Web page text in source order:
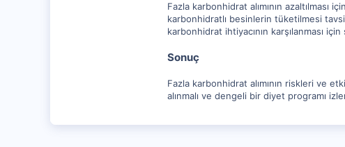
Fazla karbonhidrat alımının azaltılması
karbonhidratlı besinlerin tüketilmesi
karbonhidrat ihtiyacının karşılanması
Sonuç
Fazla karbonhidrat alımının riskleri ve
alınmalı ve dengeli bir diyet programı